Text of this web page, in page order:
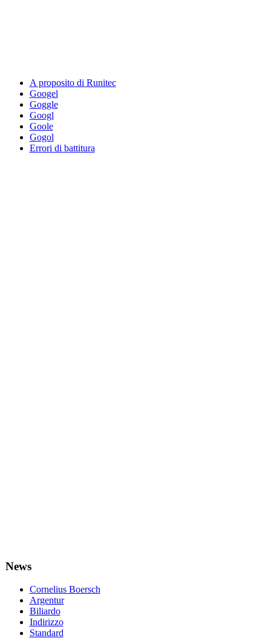
A proposito di Runitec
Googel
Goggle
Googl
Goole
Gogol
Errori di battitura
News
Cornelius Boersch
Argentur
Biliardo
Indirizzo
Standard